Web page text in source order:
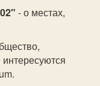
- о местах,